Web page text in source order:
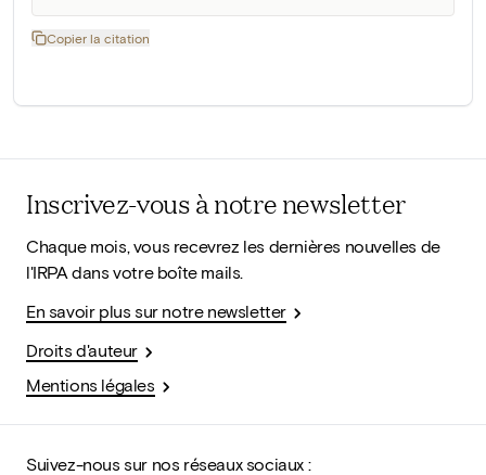
Copier la citation
Inscrivez-vous à notre newsletter
Chaque mois, vous recevrez les dernières nouvelles de
l'IRPA dans votre boîte mails.
En savoir plus sur notre newsletter
Droits d'auteur
Mentions légales
Suivez-nous sur nos réseaux sociaux :